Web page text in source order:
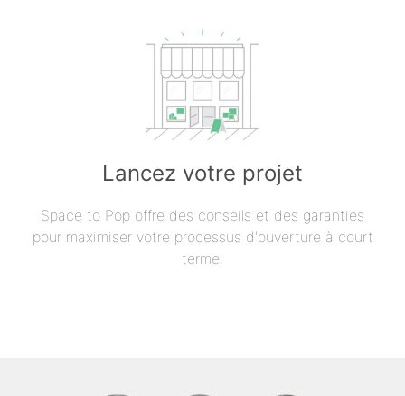
Lancez votre projet
Space to Pop offre des conseils et des garanties
pour maximiser votre processus d'ouverture à court
terme.